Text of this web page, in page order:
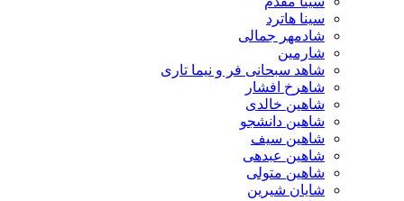
سینا هاترد
شادمهر جمالی
شارمین
شاهد سبحانی فر و نیما تاری
شاهرخ افشار
شاهین خالدی
شاهین دانشجو
شاهین سیف
شاهین عبدهی
شاهین متولی
شایان شیرین